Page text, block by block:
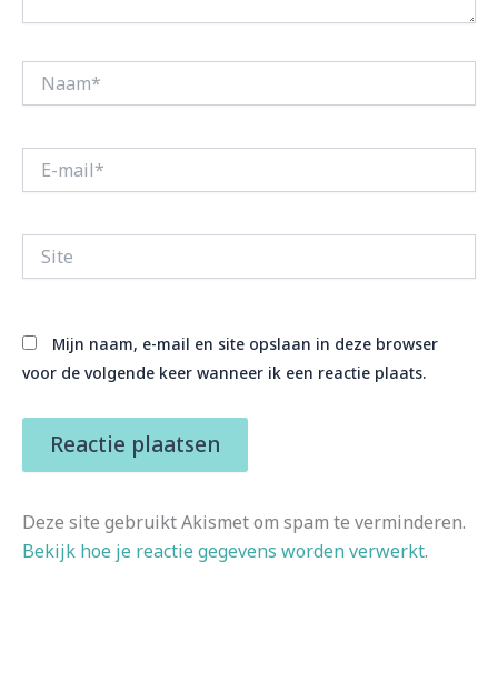
mail*
Mijn naam, e-mail en site opslaan in deze browser
voor de volgende keer wanneer ik een reactie plaats.
Deze site gebruikt Akismet om spam te verminderen.
Bekijk hoe je reactie gegevens worden verwerkt.